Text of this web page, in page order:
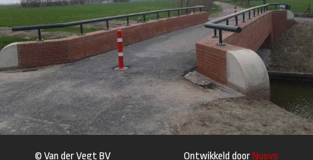
© Van der Vegt BV Ontwikkeld doorNuovo